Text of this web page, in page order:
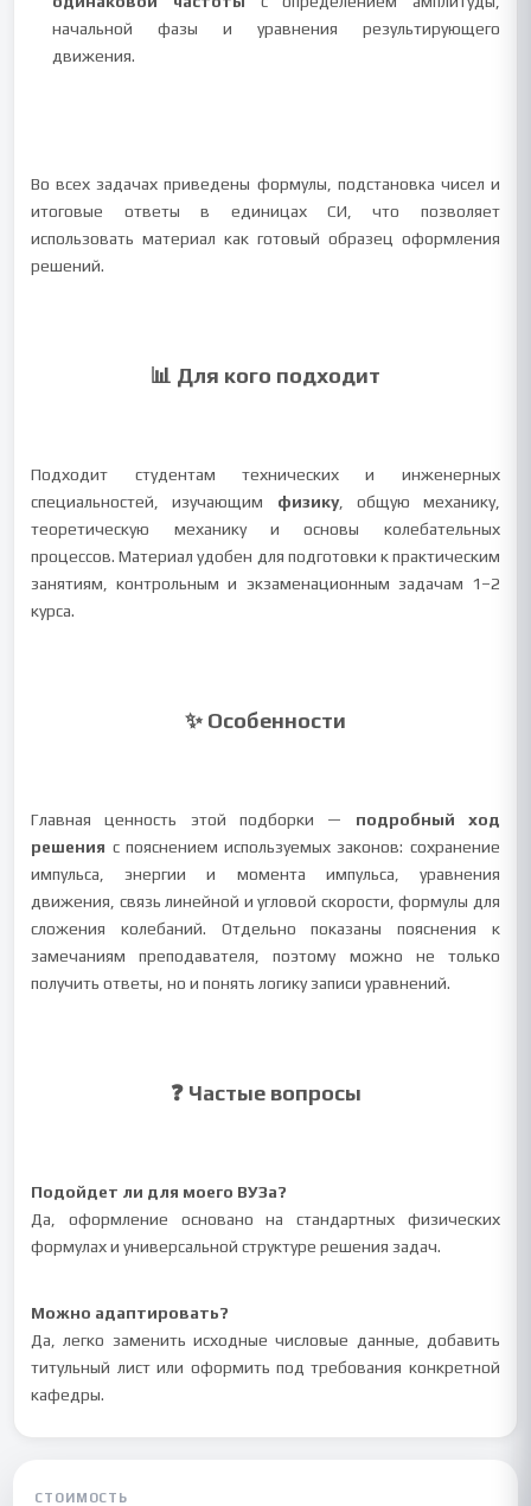
начальной фазы и уравнения результирующего
движения.
Во всех задачах приведены формулы, подстановка чисел и
итоговые ответы в единицах СИ, что позволяет
использовать материал как готовый образец оформления
решений.
📊 Для кого подходит
Подходит студентам технических и инженерных
специальностей, изучающим физику, общую механику,
теоретическую механику и основы колебательных
процессов. Материал удобен для подготовки к практическим
занятиям, контрольным и экзаменационным задачам 1–2
курса.
✨ Особенности
Главная ценность этой подборки — подробный ход
решения с пояснением используемых законов: сохранение
импульса, энергии и момента импульса, уравнения
движения, связь линейной и угловой скорости, формулы для
сложения колебаний. Отдельно показаны пояснения к
замечаниям преподавателя, поэтому можно не только
получить ответы, но и понять логику записи уравнений.
❓ Частые вопросы
Подойдет ли для моего ВУЗа?
Да, оформление основано на стандартных физических
формулах и универсальной структуре решения задач.
Можно адаптировать?
Да, легко заменить исходные числовые данные, добавить
титульный лист или оформить под требования конкретной
кафедры.
СТОИМОСТЬ